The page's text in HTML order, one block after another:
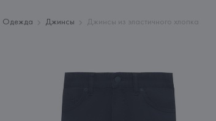
Одежда Джинсы Джинсы из эластичного хлопка